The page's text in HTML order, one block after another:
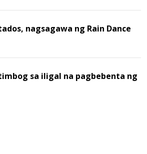
nagsagawa ng Rain Dance
sa iligal na pagbebenta ng